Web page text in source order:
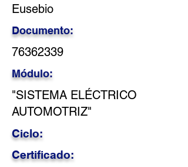
Eusebio
Documento:
76362339
Módulo:
"SISTEMA ELÉCTRICO
AUTOMOTRIZ"
Ciclo:
Certificado: